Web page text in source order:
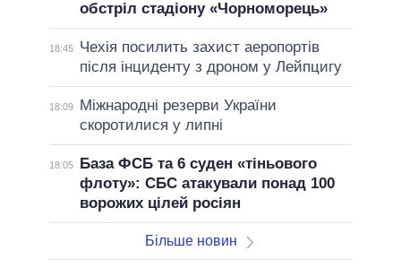
обстріл стадіону «Чорноморець»
18:45
Чехія посилить захист аеропортів
після інциденту з дроном у Лейпцигу
18:09
Міжнародні резерви України
скоротилися у липні
18:05
База ФСБ та 6 суден «тіньового
флоту»: СБС атакували понад 100
ворожих цілей росіян
Більше новин